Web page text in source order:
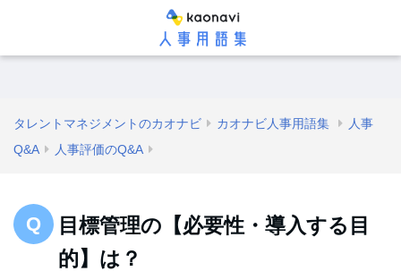
タレントマネジメントのカオナビ カオナビ人事用語集
人事
Q&A
人事評価のQ&A
目標管理の【必要性・導入する目
的】は？